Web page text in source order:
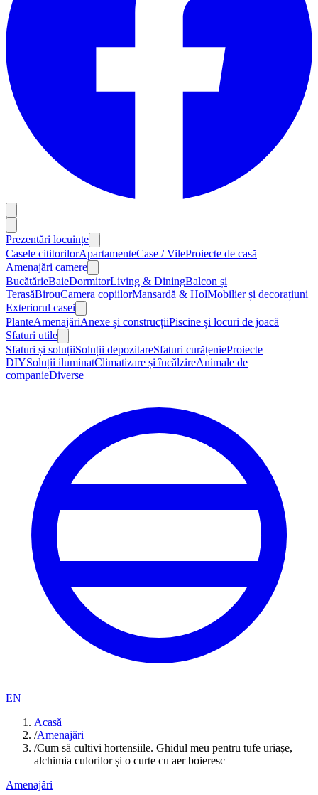
Prezentări locuințe
Casele cititorilorApartamenteCase / VileProiecte de casă
Amenajări camere
BucătărieBaieDormitorLiving & DiningBalcon și
TerasăBirouCamera copiilorMansardă & HolMobilier și decorațiuni
Exteriorul casei
PlanteAmenajăriAnexe și construcțiiPiscine și locuri de joacă
Sfaturi utile
Sfaturi și soluțiiSoluții depozitareSfaturi curățenieProiecte
DIYSoluții iluminatClimatizare și încălzireAnimale de
companieDiverse
EN
Acasă
/Amenajări
/Cum să cultivi hortensiile. Ghidul meu pentru tufe uriașe,
alchimia culorilor și o curte cu aer boieresc
Amenajări